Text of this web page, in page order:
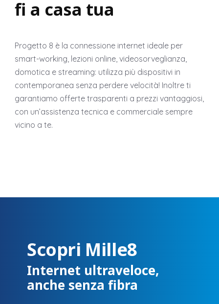
fi a casa tua
Progetto 8 è la connessione internet ideale per
smart-working, lezioni online, videosorveglianza,
domotica e streaming: utilizza più dispositivi in
contemporanea senza perdere velocità! Inoltre ti
garantiamo offerte trasparenti a prezzi vantaggiosi,
con un’assistenza tecnica e commerciale sempre
vicino a te.
Scopri Mille8
Internet ultraveloce,
anche senza fibra